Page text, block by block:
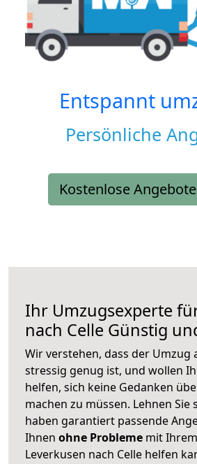
Entspannt
Persönliche
Kostenlose
Ihr Umzugsexperte
nach Celle Günstig
Wir verstehen, dass der Umzug
stressig genug ist, und wollen
helfen, sich keine Gedanken
machen zu müssen. Lehnen Sie
haben garantiert passende
Ihnen ohne Probleme mit
Leverkusen nach Celle helfen